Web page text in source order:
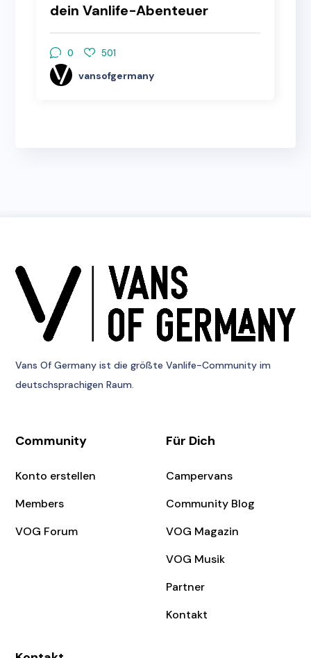
dein Vanlife-Abenteuer
vansofgermany
0 501
Vans Of Germany ist die größte Vanlife-Community im
deutschsprachigen Raum.
Community
Konto erstellen
Members
VOG Forum
Für Dich
Campervans
Community Blog
VOG Magazin
VOG Musik
Partner
Kontakt